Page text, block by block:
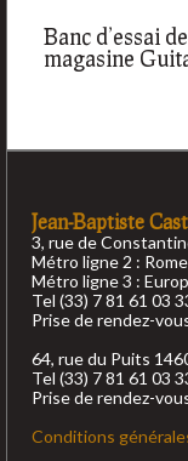
Banc d’essai
magasine
Jean-Baptiste
3, rue de
Métro ligne 2 : Rome
Métro ligne 3 :
Tel (33) 7 81 61 03
Prise de rendez-
64, rue du Puits
Tel (33) 7 81 61 03
Prise de rendez-
Conditions